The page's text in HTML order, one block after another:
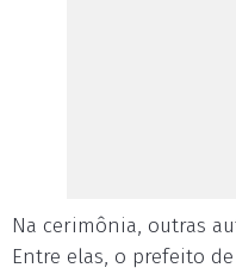
Na cerimônia, outras
Entre elas, o prefeito